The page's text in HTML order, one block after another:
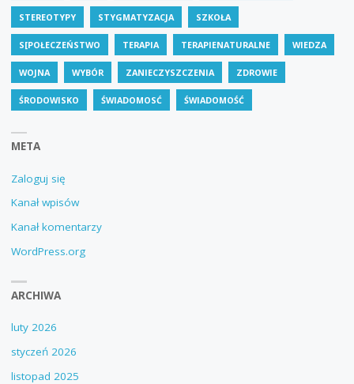
STEREOTYPY STYGMATYZACJA SZKOŁA
S[POŁECZEŃSTWO TERAPIA TERAPIENATURALNE WIEDZA
WOJNA WYBÓR ZANIECZYSZCZENIA ZDROWIE
ŚRODOWISKO ŚWIADOMOSĆ ŚWIADOMOŚĆ
META
Zaloguj się
Kanał wpisów
Kanał komentarzy
WordPress.org
ARCHIWA
luty 2026
styczeń 2026
listopad 2025